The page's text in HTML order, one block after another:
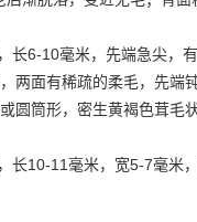
长6-10毫米，先端急尖，
两面有稀疏的柔毛，先端
圆筒形，密生黄褐色茸毛
长10-11毫米，宽5-7毫米